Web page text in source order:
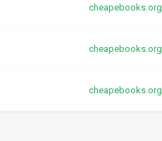
cheapebooks.org
cheapebooks.org
cheapebooks.org